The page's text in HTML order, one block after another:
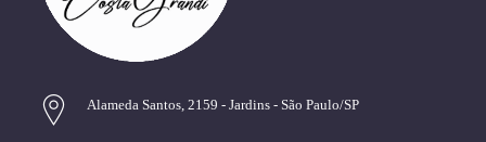
Alameda Santos, 2159 - Jardins - São Paulo/SP